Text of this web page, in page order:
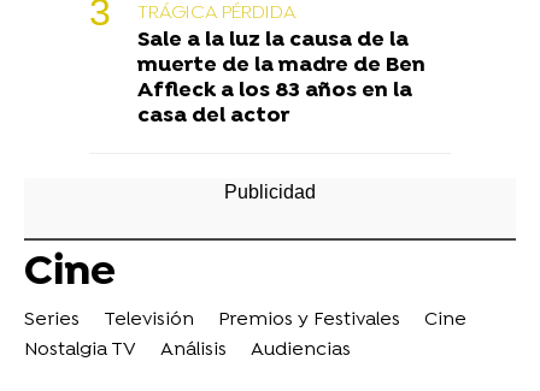
TRÁGICA PÉRDIDA
Sale a la luz la causa de la
muerte de la madre de Ben
Affleck a los 83 años en la
casa del actor
Cine
Series Televisión Premios y Festivales
Cine
Nostalgia TV
Análisis Audiencias